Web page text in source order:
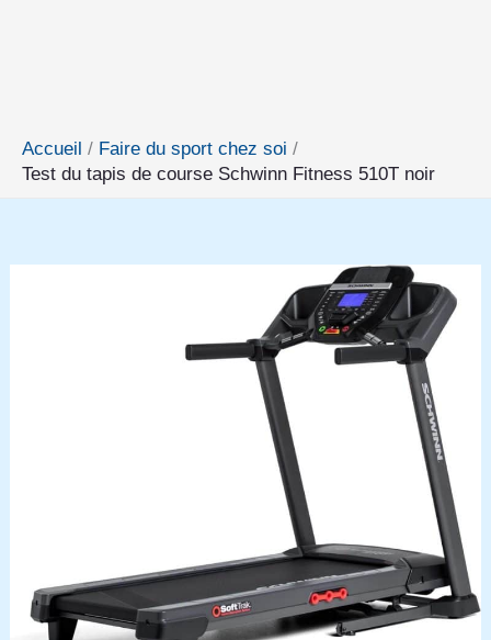
Accueil
Faire du sport chez soi
Test du tapis de course Schwinn Fitness 510T noir